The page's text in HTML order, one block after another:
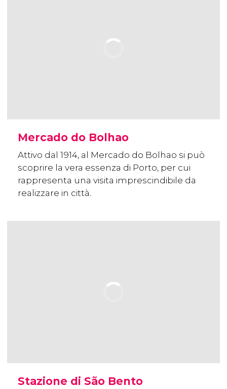
Mercado do Bolhao
Attivo dal 1914, al Mercado do Bolhao si può
scoprire la vera essenza di Porto, per cui
rappresenta una visita imprescindibile da
realizzare in città.
Stazione di São Bento